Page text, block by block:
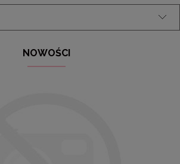
NOWOŚCI